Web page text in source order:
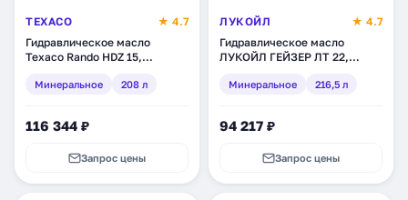
TEXACO
★ 4.7
Гидравлическое масло
Texaco Rando HDZ 15,
(802930DEE)
Минеральное 208 л
116 344 ₽
Запрос цены
ЛУКОЙЛ
★ 4.7
Гидравлическое масло
ЛУКОЙЛ ГЕЙЗЕР ЛТ 22,
Минеральное 216,5 л
94 217 ₽
Запрос цены